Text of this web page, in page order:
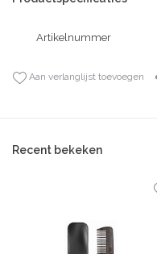
Artikelnummer
Aan verlanglijst toevoegen
Recent bekeken